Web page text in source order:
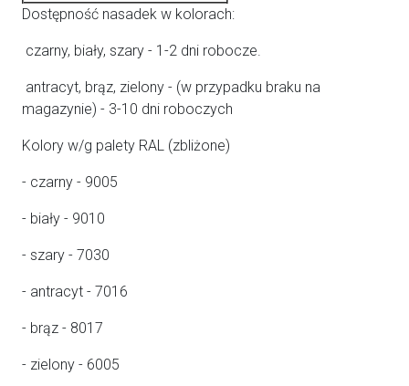
Dostępność nasadek w kolorach:
czarny, biały, szary - 1-2 dni robocze.
antracyt, brąz, zielony - (w przypadku braku na
magazynie) - 3-10 dni roboczych
Kolory w/g palety RAL (zbliżone)
- czarny - 9005
- biały - 9010
- szary - 7030
- antracyt - 7016
- brąz - 8017
- zielony - 6005